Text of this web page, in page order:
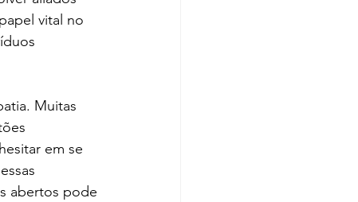
vital no
Muitas
em se
abertos pode